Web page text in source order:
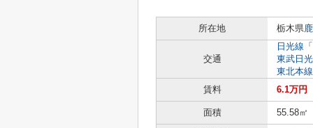
所在地
栃木県
交通
日光線 「
東武日
東北本線
賃料
6.1万円
面積 55.58㎡